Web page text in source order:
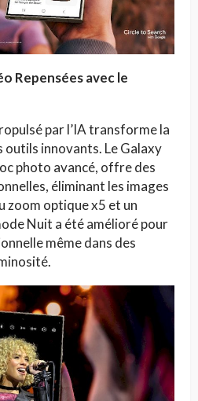
Repensées avec le
par l’IA transforme la
outils innovants. Le Galaxy
photo avancé, offre des
éliminant les images
zoom optique x5 et un
Nuit a été amélioré pour
même dans des